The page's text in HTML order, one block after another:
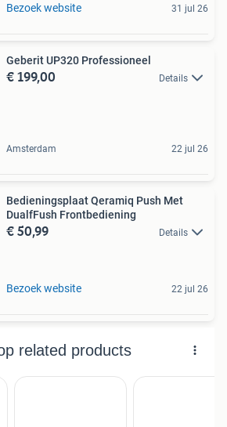
Bezoek website 31 jul 26
Geberit UP320 Professioneel
€ 199,00 Details
Amsterdam 22 jul 26
Bedieningsplaat Qeramiq Push Met
DualfFush Frontbediening
€ 50,99 Details
Bezoek website 22 jul 26